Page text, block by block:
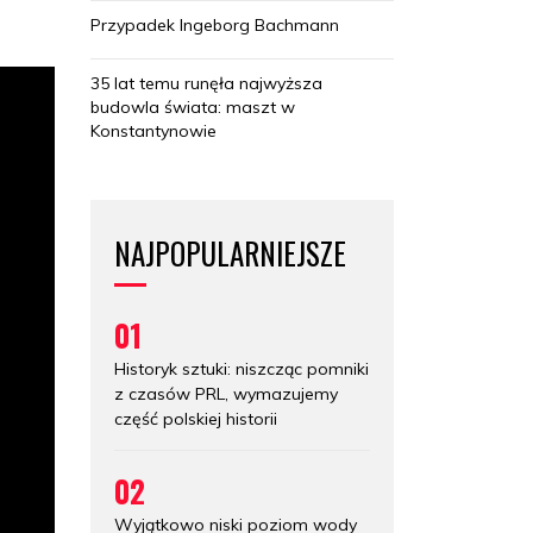
Przypadek Ingeborg Bachmann
35 lat temu runęła najwyższa
budowla świata: maszt w
Konstantynowie
NAJPOPULARNIEJSZE
01
Historyk sztuki: niszcząc pomniki
z czasów PRL, wymazujemy
część polskiej historii
02
Wyjątkowo niski poziom wody